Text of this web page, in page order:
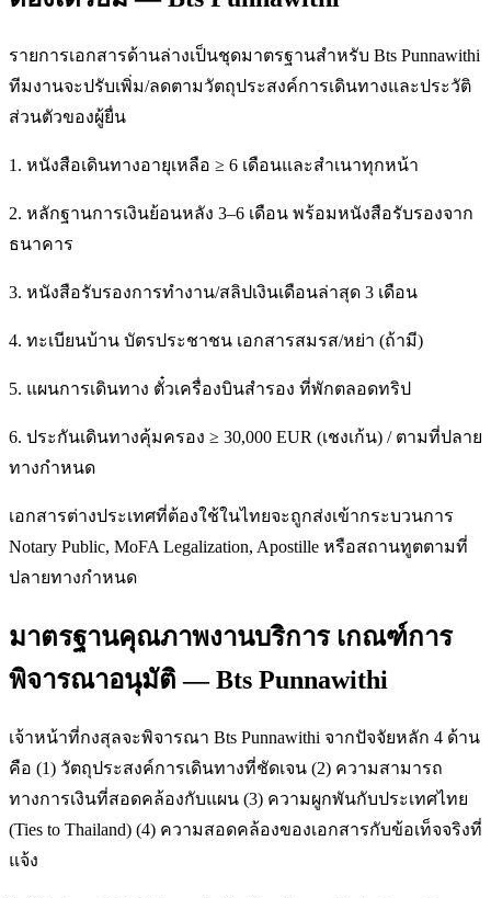
รายการเอกสารด้านล่างเป็นชุดมาตรฐานสำหรับ Bts Punnawithi
ทีมงานจะปรับเพิ่ม/ลดตามวัตถุประสงค์การเดินทางและประวัติ
ส่วนตัวของผู้ยื่น
1. หนังสือเดินทางอายุเหลือ ≥ 6 เดือนและสำเนาทุกหน้า
2. หลักฐานการเงินย้อนหลัง 3–6 เดือน พร้อมหนังสือรับรองจาก
ธนาคาร
3. หนังสือรับรองการทำงาน/สลิปเงินเดือนล่าสุด 3 เดือน
4. ทะเบียนบ้าน บัตรประชาชน เอกสารสมรส/หย่า (ถ้ามี)
5. แผนการเดินทาง ตั๋วเครื่องบินสำรอง ที่พักตลอดทริป
6. ประกันเดินทางคุ้มครอง ≥ 30,000 EUR (เชงเก้น) / ตามที่ปลาย
ทางกำหนด
เอกสารต่างประเทศที่ต้องใช้ในไทยจะถูกส่งเข้ากระบวนการ
Notary Public, MoFA Legalization, Apostille หรือสถานทูตตามที่
ปลายทางกำหนด
มาตรฐานคุณภาพงานบริการ เกณฑ์การ
พิจารณาอนุมัติ — Bts Punnawithi
เจ้าหน้าที่กงสุลจะพิจารณา Bts Punnawithi จากปัจจัยหลัก 4 ด้าน
คือ (1) วัตถุประสงค์การเดินทางที่ชัดเจน (2) ความสามารถ
ทางการเงินที่สอดคล้องกับแผน (3) ความผูกพันกับประเทศไทย
(Ties to Thailand) (4) ความสอดคล้องของเอกสารกับข้อเท็จจริงที่
แจ้ง